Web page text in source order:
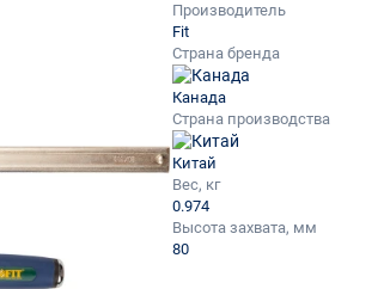
Производитель
Fit
Страна бренда
Канада
Страна производства
Китай
Вес, кг
0.974
Высота захвата, мм
80